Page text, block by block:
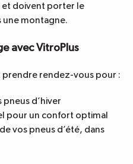
et doivent porter le
une montagne.
avec VitroPlus
prendre rendez-vous pour :
pneus d’hiver
pour un confort optimal
vos pneus d’été, dans